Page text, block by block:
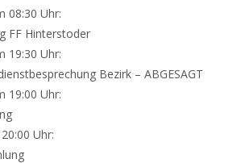
08:30 Uhr:
FF Hinterstoder
19:30 Uhr:
Bezirk – ABGESAGT
19:00 Uhr:
Uhr: